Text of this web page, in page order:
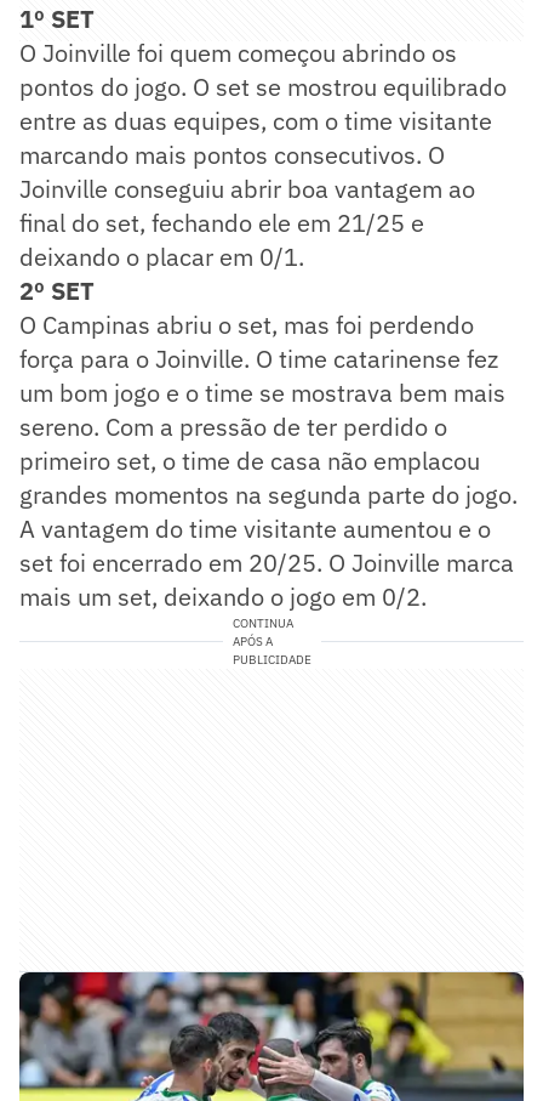
1º SET
O Joinville foi quem começou abrindo os
pontos do jogo. O set se mostrou equilibrado
entre as duas equipes, com o time visitante
marcando mais pontos consecutivos. O
Joinville conseguiu abrir boa vantagem ao
final do set, fechando ele em 21/25 e
deixando o placar em 0/1.
2º SET
O Campinas abriu o set, mas foi perdendo
força para o Joinville. O time catarinense fez
um bom jogo e o time se mostrava bem mais
sereno. Com a pressão de ter perdido o
primeiro set, o time de casa não emplacou
grandes momentos na segunda parte do jogo.
A vantagem do time visitante aumentou e o
set foi encerrado em 20/25. O Joinville marca
mais um set, deixando o jogo em 0/2.
CONTINUA
APÓS A
PUBLICIDADE